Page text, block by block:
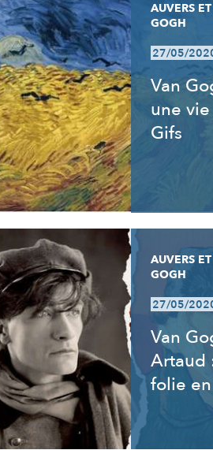
AUVERS
GOGH
27/05/
Van
une
Gifs
AUVERS
GOGH
27/05/
Van
Artaud
folie